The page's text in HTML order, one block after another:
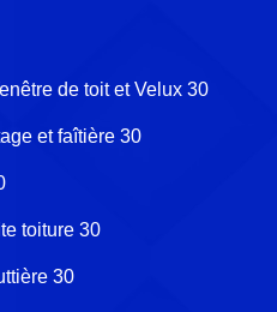
de toit et Velux 30
et faîtière 30
toiture 30
30